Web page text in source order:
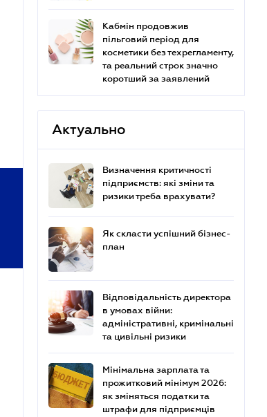
Кабмін продовжив
пільговий період для
косметики без техрегламенту,
та реальний строк значно
коротший за заявлений
Актуально
Визначення критичності
підприємств: які зміни та
ризики треба врахувати?
Як скласти успішний бізнес-
план
Відповідальність директора
в умовах війни:
адміністративні, кримінальні
та цивільні ризики
Мінімальна зарплата та
прожитковий мінімум 2026:
як зміняться податки та
штрафи для підприємців